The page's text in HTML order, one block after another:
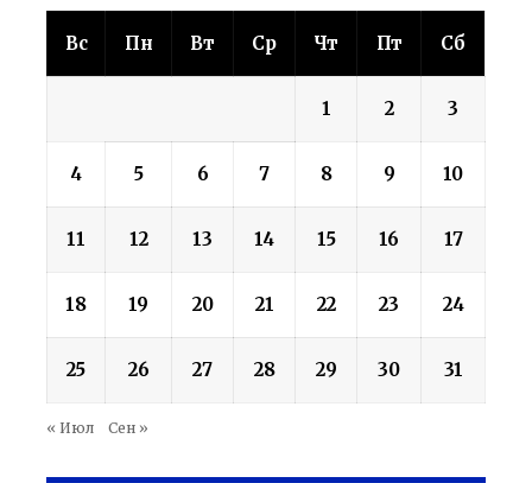
Вс Пн Вт Ср Чт Пт Сб
1 2 3
4 5 6 7 8 9 10
11 12 13 14 15 16 17
18 19 20 21 22 23 24
25 26 27 28 29 30 31
« Июл Сен »